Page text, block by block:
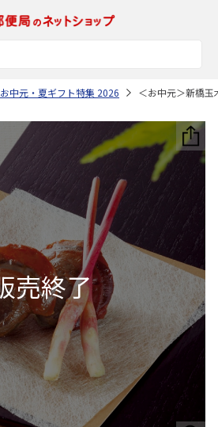
お中元・夏ギフト特集 2026 ＜お中元＞新橋